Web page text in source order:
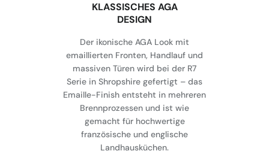
KLASSISCHES AGA
DESIGN
Der ikonische AGA Look mit
emaillierten Fronten, Handlauf und
massiven Türen wird bei der R7
Serie in Shropshire gefertigt – das
Emaille-Finish entsteht in mehreren
Brennprozessen und ist wie
gemacht für hochwertige
französische und englische
Landhausküchen.